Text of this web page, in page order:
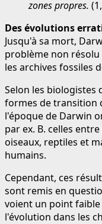
zones propres.
Des évolutions
Jusqu'à sa mort,
problème non résolu
les archives fossiles
Selon les biologistes
formes de transition
l'époque de Darwin
par ex. B. celles
oiseaux, reptiles et
humains.
Cependant, ces
sont remis en
voient un point
l'évolution dans les